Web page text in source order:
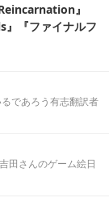
』
『ファイナルフ
であろう有志翻訳者
田さんのゲーム絵日